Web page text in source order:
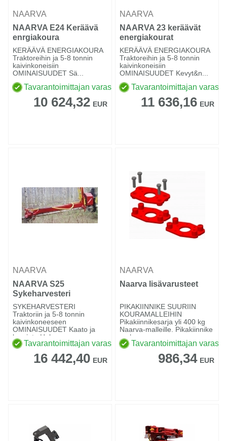
NAARVA
NAARVA E24 Keräävä
enrgiakoura
KERÄÄVÄ ENERGIAKOURA
Traktoreihin ja 5-8 tonnin
kaivinkoneisiin
OMINAISUUDET Sä...
Tavarantoimittajan varastossa
10 624,32 EUR
NAARVA
NAARVA 23 keräävät
energiakourat
KERÄÄVÄ ENERGIAKOURA
Traktoreihin ja 5-8 tonnin
kaivinkoneisiin
OMINAISUUDET Kevyt&n...
Tavarantoimittajan
11 636,16 EUR
NAARVA
NAARVA S25
Sykeharvesteri
SYKEHARVESTERI
Traktoriin ja 5-8 tonnin
kaivinkoneeseen
OMINAISUUDET Kaato ja
karsinta Helppo asenn...
Tavarantoimittajan varastossa
16 442,40 EUR
NAARVA
Naarva lisävarusteet
PIKAKIINNIKE SUURIIN
KOURAMALLEIHIN
Pikakiinnikesarja yli 400 kg
Naarva-malleille. Pikakiinnike
mah...
Tavarantoimittajan
986,34 EUR